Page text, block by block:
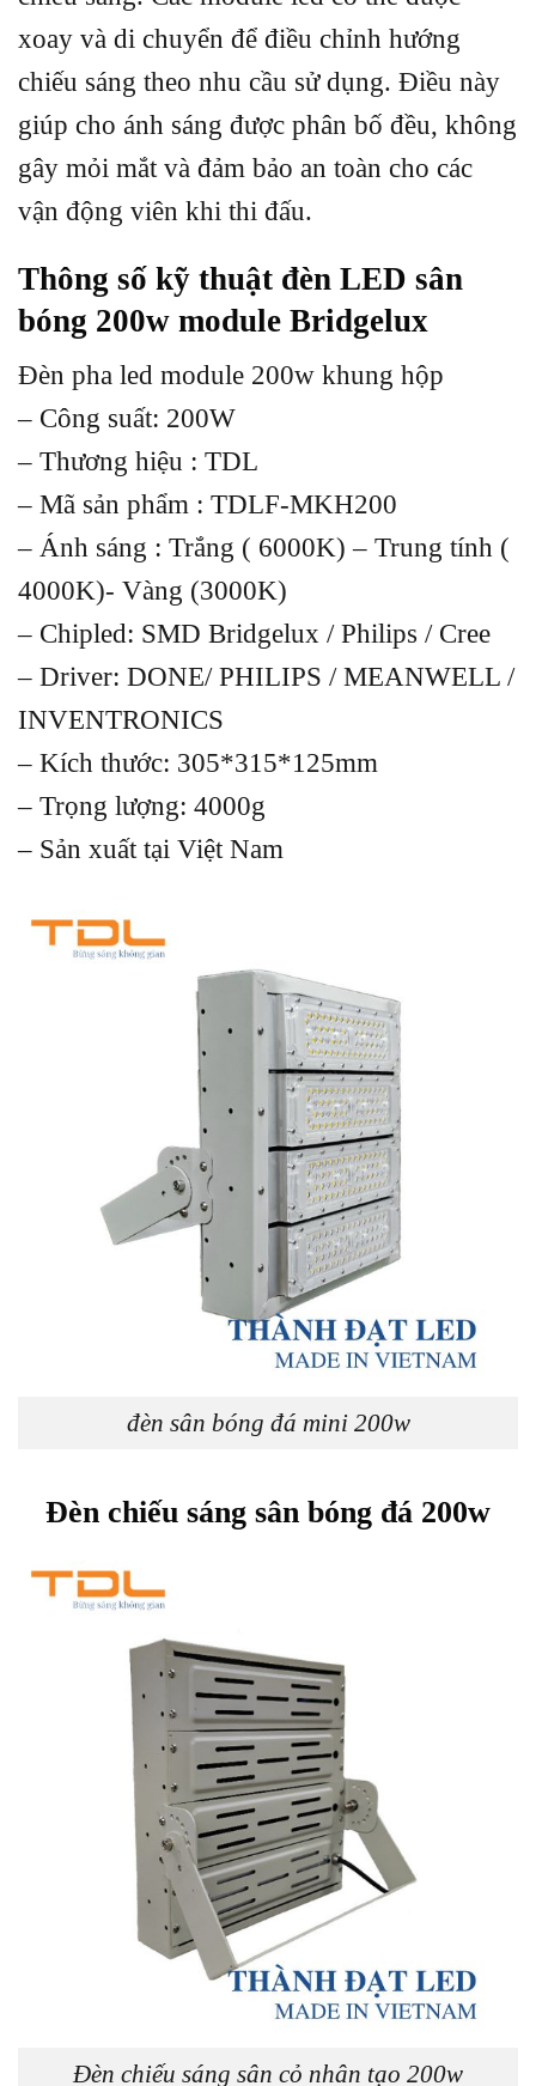
xoay và di chuyển để điều chỉnh hướng
chiếu sáng theo nhu cầu sử dụng. Điều này
giúp cho ánh sáng được phân bố đều, không
gây mỏi mắt và đảm bảo an toàn cho các
vận động viên khi thi đấu.
Thông số kỹ thuật đèn LED sân
bóng 200w module Bridgelux
Đèn pha led module 200w khung hộp
– Công suất: 200W
– Thương hiệu : TDL
– Mã sản phẩm : TDLF-MKH200
– Ánh sáng : Trắng ( 6000K) – Trung tính (
4000K)- Vàng (3000K)
– Chipled: SMD Bridgelux / Philips / Cree
– Driver: DONE/ PHILIPS / MEANWELL /
INVENTRONICS
– Kích thước: 305*315*125mm
– Trọng lượng: 4000g
– Sản xuất tại Việt Nam
đèn sân bóng đá mini 200w
Đèn chiếu sáng sân bóng đá 200w
Đèn chiếu sáng sân cỏ nhân tạo 200w